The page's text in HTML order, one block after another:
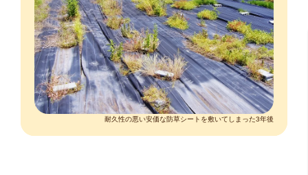
耐久性の悪い安価な防草シートを敷いてしまった3年後